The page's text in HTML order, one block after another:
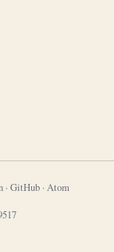
GitHub· Atom